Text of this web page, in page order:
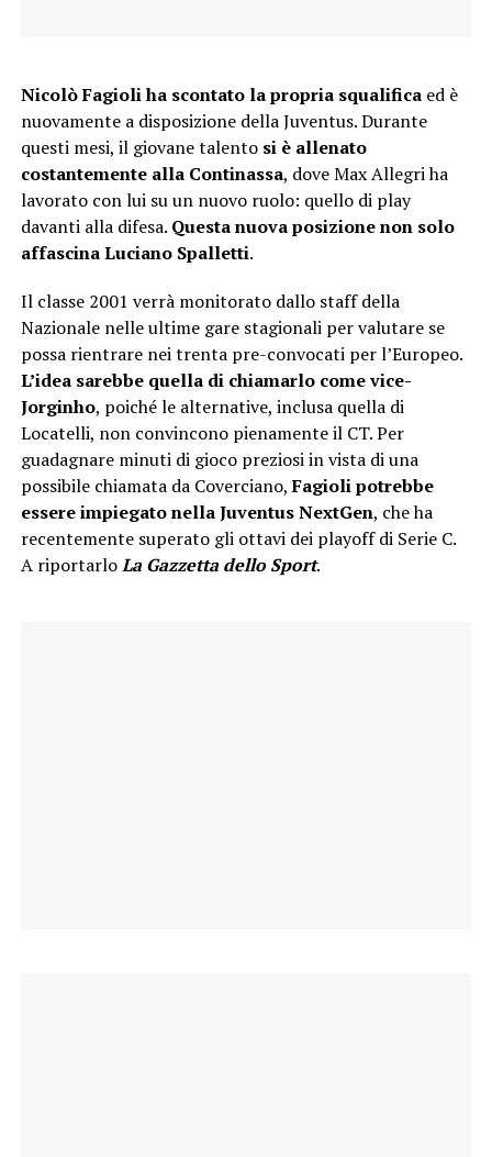
Nicolò Fagioli ha scontato la propria squalifica ed è
nuovamente a disposizione della Juventus. Durante
questi mesi, il giovane talento si è allenato
costantemente alla Continassa, dove Max Allegri ha
lavorato con lui su un nuovo ruolo: quello di play
davanti alla difesa. Questa nuova posizione non solo
affascina Luciano Spalletti.
Il classe 2001 verrà monitorato dallo staff della
Nazionale nelle ultime gare stagionali per valutare se
possa rientrare nei trenta pre-convocati per l’Europeo.
L’idea sarebbe quella di chiamarlo come vice-
Jorginho, poiché le alternative, inclusa quella di
Locatelli, non convincono pienamente il CT. Per
guadagnare minuti di gioco preziosi in vista di una
possibile chiamata da Coverciano,Fagioli potrebbe
essere impiegato nella Juventus NextGen, che ha
recentemente superato gli ottavi dei playoff di Serie C.
A riportarloLa Gazzetta dello Sport.